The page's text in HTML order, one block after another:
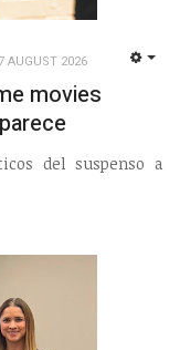
AUGUST 2026
movies
del suspenso a